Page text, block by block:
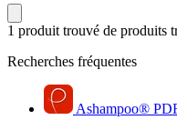
1 produit trouvé de produits
Recherches fréquentes
Ashampoo®